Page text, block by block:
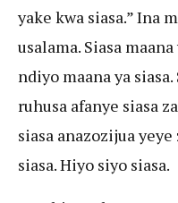
yake kwa siasa.” Ina
usalama. Siasa
ndiyo maana ya
ruhusa afanye siasa
siasa anazozijua
siasa. Hiyo siyo siasa.